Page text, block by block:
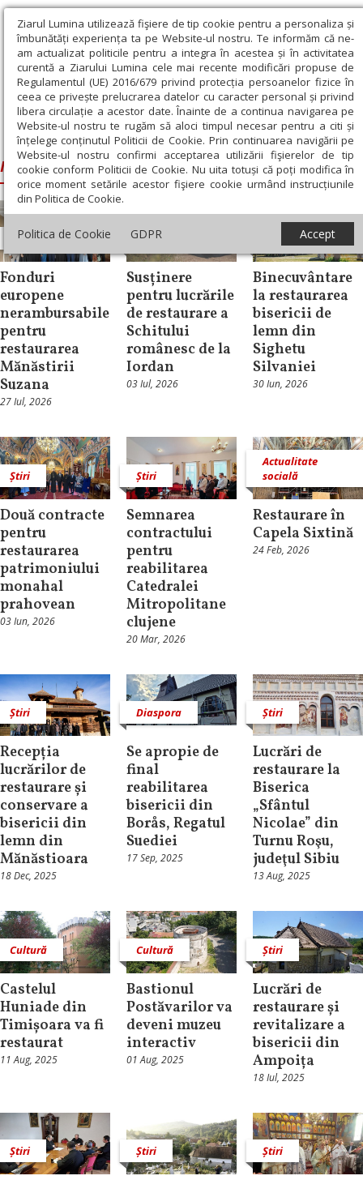
Ziarul Lumina utilizează fişiere de tip cookie pentru a personaliza și
îmbunătăți experiența ta pe Website-ul nostru. Te informăm că ne-
am actualizat politicile pentru a integra în acestea și în activitatea
curentă a Ziarului Lumina cele mai recente modificări propuse de
Regulamentul (UE) 2016/679 privind protecția persoanelor fizice în
ceea ce privește prelucrarea datelor cu caracter personal și privind
libera circulație a acestor date. Înainte de a continua navigarea pe
Website-ul nostru te rugăm să aloci timpul necesar pentru a citi și
înțelege conținutul Politicii de Cookie. Prin continuarea navigării pe
Website-ul nostru confirmi acceptarea utilizării fişierelor de tip
cookie conform Politicii de Cookie. Nu uita totuși că poți modifica în
orice moment setările acestor fişiere cookie urmând instrucțiunile
din Politica de Cookie.
Politica de Cookie GDPR Accept
Ziarul Lumina › restaurare
restaurare
Știri
Fonduri
europene
nerambursabile
pentru
restaurarea
Mănăstirii
Suzana
27 Iul, 2026
Știri
Susținere
pentru lucrările
de restaurare a
Schitului
românesc de la
Iordan
03 Iul, 2026
Binecuvântare
la restaurarea
bisericii de
lemn din
Sighetu
Silvaniei
30 Iun, 2026
Știri
Două contracte
pentru
restaurarea
patrimoniului
monahal
prahovean
03 Iun, 2026
Știri
Semnarea
contractului
pentru
reabilitarea
Catedralei
Mitropolitane
clujene
20 Mar, 2026
Actualitate
socială
Restaurare în
Capela Sixtină
24 Feb, 2026
Știri
Recepția
lucrărilor de
restaurare și
conservare a
bisericii din
lemn din
Mănăstioara
18 Dec, 2025
Diaspora
Se apropie de
final
reabilitarea
bisericii din
Borås, Regatul
Suediei
17 Sep, 2025
Știri
Lucrări de
restaurare la
Biserica
„Sfântul
Nicolae” din
Turnu Roşu,
judeţul Sibiu
13 Aug, 2025
Cultură
Castelul
Huniade din
Timișoara va fi
restaurat
11 Aug, 2025
Cultură
Bastionul
Postăvarilor va
deveni muzeu
interactiv
01 Aug, 2025
Știri
Lucrări de
restaurare și
revitalizare a
bisericii din
Ampoița
18 Iul, 2025
Știri Știri Știri